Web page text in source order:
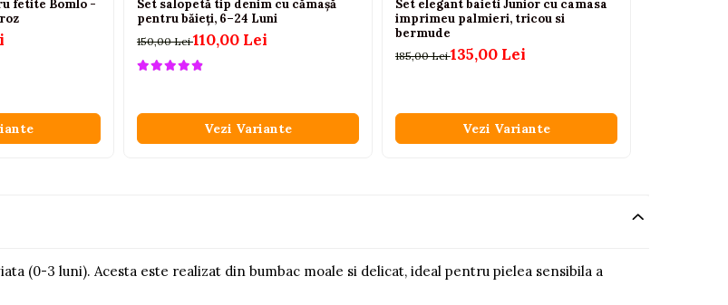
fetite Bomlo -
Set salopetă tip denim cu cămașă
pentru băieți, 6–24 Luni
150,00 Lei110,00 Lei
Vezi Variante
Set elegant baieti Junior cu camasa
imprimeu palmieri, tricou si
bermude
185,00 Lei135,00 Lei
Vezi Variante
(0-3 luni). Acesta este realizat din bumbac moale si delicat, ideal pentru pielea sensibila a